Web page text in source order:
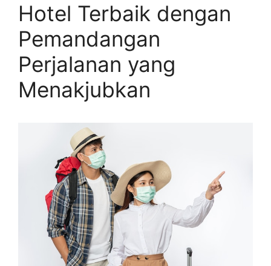
Hotel Terbaik dengan
Pemandangan
Perjalanan yang
Menakjubkan